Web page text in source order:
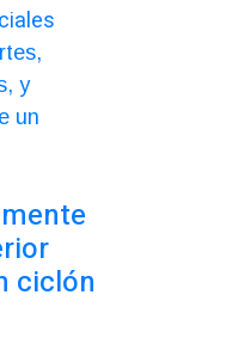
ciclón